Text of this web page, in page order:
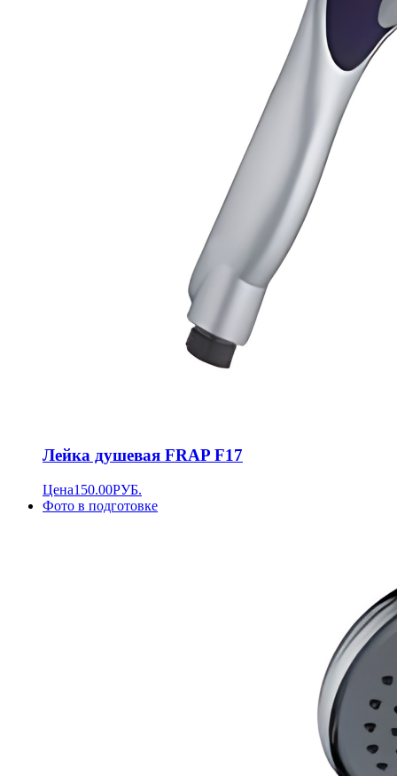
Лейка душевая FRAP F17
Цена150.00РУБ.
Фото в подготовке